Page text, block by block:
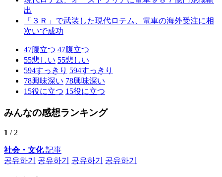
出
「３Ｒ」で武装した現代ロテム、電車の海外受注に相
次いで成功
47腹立つ 47腹立つ
55悲しい 55悲しい
594すっきり 594すっきり
78興味深い 78興味深い
15役に立つ 15役に立つ
みんなの感想ランキング
1 / 2
社会・文化記事
공유하기
공유하기 공유하기 공유하기